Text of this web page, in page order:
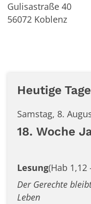
Gulisastraße 40
56072 Koblenz
Heutige
Samstag, 8.
18. Woche
Lesung(Hab 1,12
Der Gerechte
Leben